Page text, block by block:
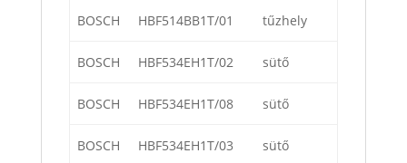
BOSCH HBF514BB1T/01 tűzhely
BOSCH HBF534EH1T/02 sütő
BOSCH HBF534EH1T/08 sütő
BOSCH HBF534EH1T/03 sütő